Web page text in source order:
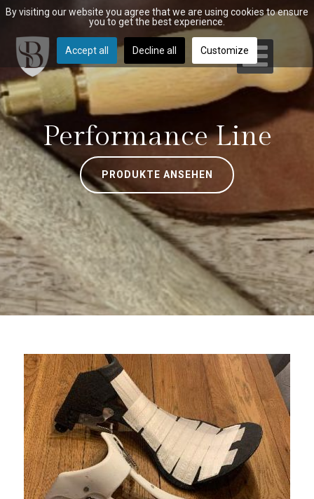
Performance Line
PRODUKTE ANSEHEN
By visiting our website you agree that we are using cookies to ensure
you to get the best experience.
Accept all Decline all Customize